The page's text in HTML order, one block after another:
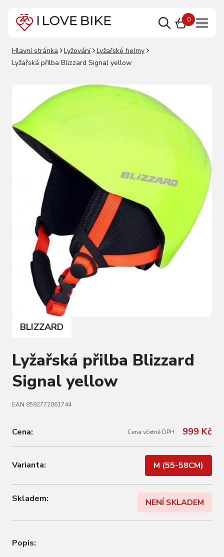
0
Hlavní stránka Lyžování
Lyžařské helmy
Lyžařská přilba Blizzard Signal yellow
BLIZZARD
Lyžařská přilba Blizzard
Signal yellow
EAN 8592772061744
Cena: Cena včetně DPH 999 Kč
Varianta: M (55-58CM)
Skladem: NENÍ SKLADEM
Popis: